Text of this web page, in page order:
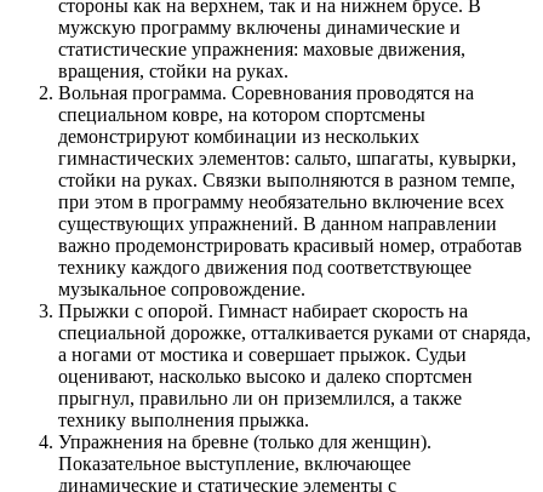
стороны как на верхнем, так и на нижнем брусе. В
мужскую программу включены динамические и
статистические упражнения: маховые движения,
вращения, стойки на руках.
Вольная программа. Соревнования проводятся на
специальном ковре, на котором спортсмены
демонстрируют комбинации из нескольких
гимнастических элементов: сальто, шпагаты, кувырки,
стойки на руках. Связки выполняются в разном темпе,
при этом в программу необязательно включение всех
существующих упражнений. В данном направлении
важно продемонстрировать красивый номер, отработав
технику каждого движения под соответствующее
музыкальное сопровождение.
Прыжки с опорой. Гимнаст набирает скорость на
специальной дорожке, отталкивается руками от снаряда,
а ногами от мостика и совершает прыжок. Судьи
оценивают, насколько высоко и далеко спортсмен
прыгнул, правильно ли он приземлился, а также
технику выполнения прыжка.
Упражнения на бревне (только для женщин).
Показательное выступление, включающее
динамические и статические элементы с